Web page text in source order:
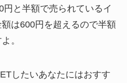
と半額で売られているイ
は600円を超えるので半額
。
したいあなたにはおすす